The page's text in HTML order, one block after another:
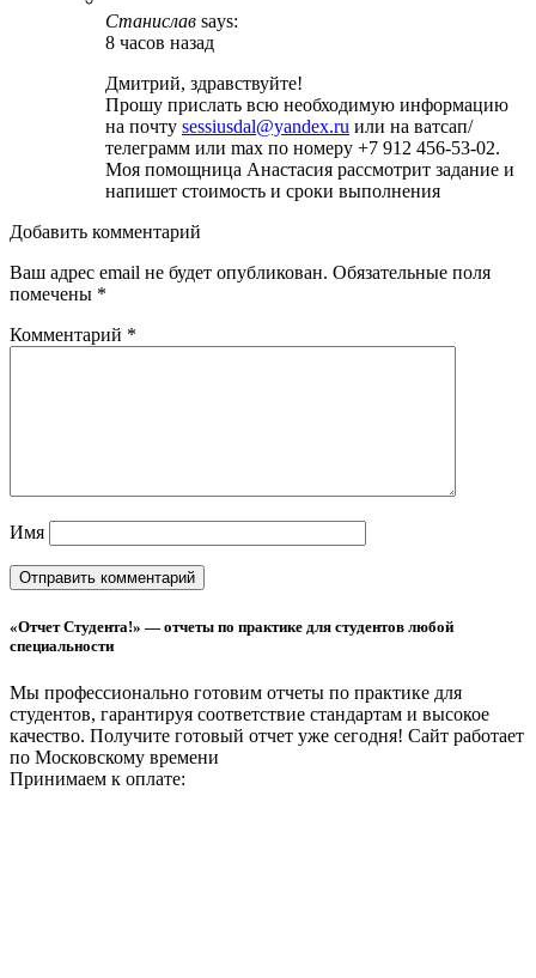
Станислав says:
8 часов назад
Дмитрий, здравствуйте!
Прошу прислать всю необходимую информацию
на почту sessiusdal@yandex.ru или на ватсап/
телеграмм или max по номеру +7 912 456-53-02.
Моя помощница Анастасия рассмотрит задание и
напишет стоимость и сроки выполнения
Добавить комментарий
Ваш адрес email не будет опубликован. Обязательные поля
помечены *
Комментарий *
Имя
«Отчет Студента!» — отчеты по практике для студентов любой
специальности
Мы профессионально готовим отчеты по практике для
студентов, гарантируя соответствие стандартам и высокое
качество. Получите готовый отчет уже сегодня! Сайт работает
по Московскому времени
Принимаем к оплате: